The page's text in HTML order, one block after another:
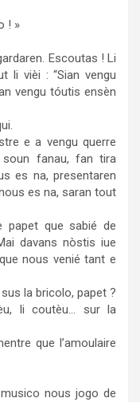
! »
Escoutas ! Li
li vièi : “Sian vengu
vengu tóutis ensèn
e a vengu querre
fanau, fan tira
es na, presentaren
es na, saran tout
papet que sabié de
davans nòstis iue
nous venié tant e
la bricolo, papet ?
li coutèu… sur la
que l’amoulaire
nous jogo de